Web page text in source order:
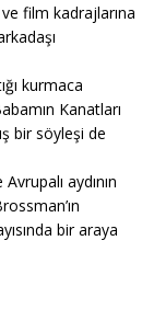
film kadrajlarına
kurmaca
Kanatları
bir söyleşi de
aydının
bir araya